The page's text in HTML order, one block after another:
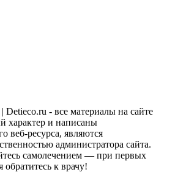
- все материалы на сайте
характер и написаны
веб-ресурса, являются
администратора сайта.
самолечением — при первых
обратитесь к врачу!